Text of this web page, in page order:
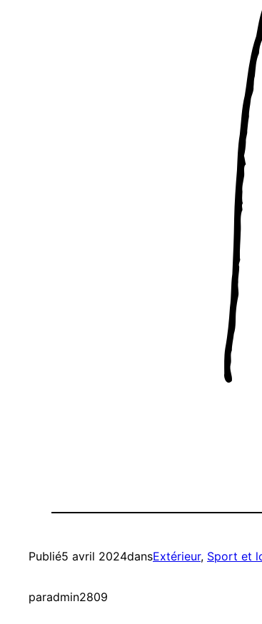
Publié5 avril 2024dansExtérieur, Sport et
paradmin2809